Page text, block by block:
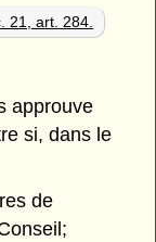
21, art. 284.
approuve
si, dans le
de